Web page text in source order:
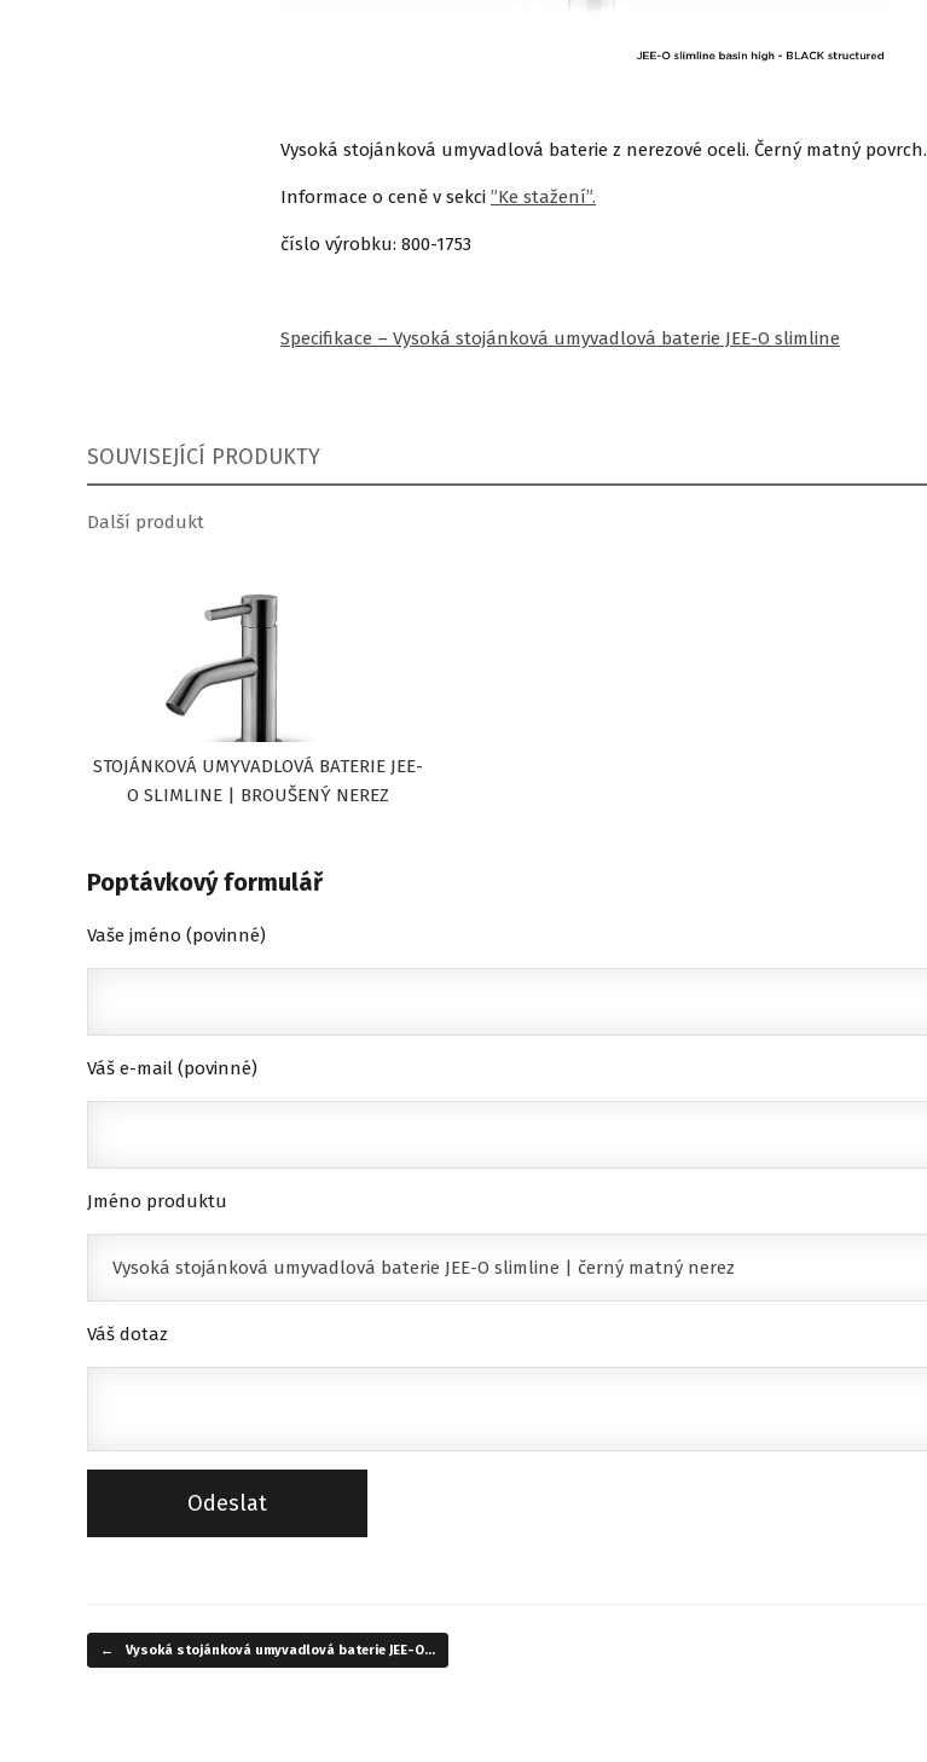
Vysoká stojánková umyvadlová baterie z nerezové oceli. Černý matný povrch.
Informace o ceně v sekci ”Ke stažení”.
číslo výrobku: 800-1753
Specifikace – Vysoká stojánková umyvadlová baterie JEE-O slimline
SOUVISEJÍCÍ PRODUKTY
Další produkt
STOJÁNKOVÁ UMYVADLOVÁ BATERIE JEE-
O SLIMLINE | BROUŠENÝ NEREZ
Poptávkový formulář
Vaše jméno (povinné)
Váš e-mail (povinné)
Jméno produktu
Váš dotaz
Navigace příspěvku
← Vysoká stojánková umyvadlová baterie JEE-O…